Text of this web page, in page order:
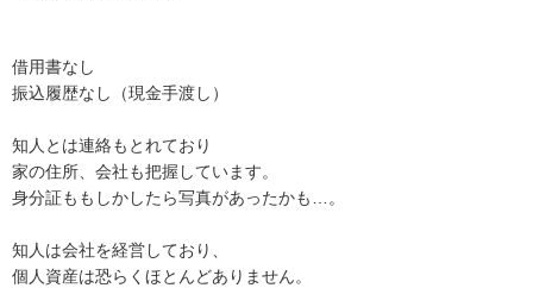
借用書なし
振込履歴なし（現金手渡し）
知人とは連絡もとれており
家の住所、会社も把握しています。
身分証ももしかしたら写真があったかも…。
知人は会社を経営しており、
個人資産は恐らくほとんどありません。